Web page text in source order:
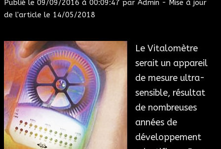
Publié le 09/09/2016 à 00:09:47 par Admin - Mise à jour
de l'article le 14/05/2018
Le Vitalomètre
serait un appareil
de mesure ultra-
sensible, résultat
de nombreuses
années de
développement